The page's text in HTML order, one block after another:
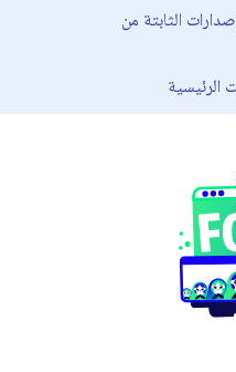
الثابتة من